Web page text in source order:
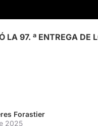
LA 97. ª ENTREGA DE
Forastier
2025